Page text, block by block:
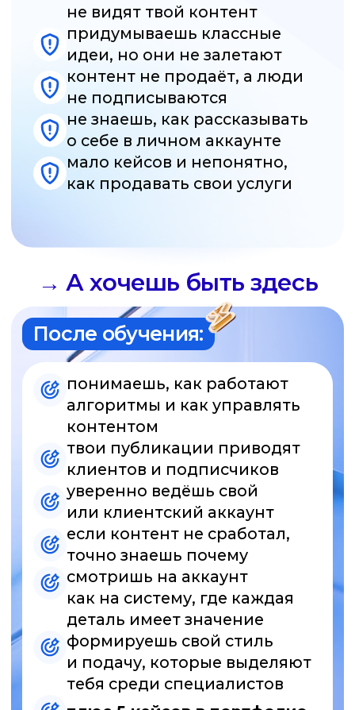
понимаешь, как работают
алгоритмы и как управлять
контентом
твои публикации приводят
уверенно ведёшь свой
или клиентский аккаунт
если контент не сработал,
точно знаешь почему
смотришь на аккаунт
как на систему, где каждая
деталь имеет значение
формируешь свой стиль
Это не онлайн-курс.
Это обучение под твои
запросы
Через SMM. school прошли тысячи студентов,
и мы точно знаем, что нужно каждому.
Мы создаём персональную программу под
твои цели и ведём тебя до результата.
Почему это лучше,
чем обычные курсы:
никакой водыи тем, которые
ты уже знаешь
отрабатываешь
«узкие» места
работаешь над реальными